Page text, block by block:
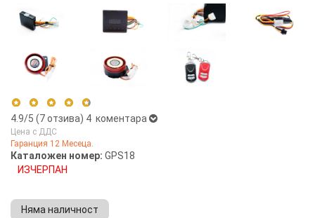
4.9/5 (7отзива)
5 stars
4 stars
2 stars
4 коментара
Цена с ДДС
Гаранция 12 Месеца.
Каталожен номер: GPS18
ИЗЧЕРПАН
Няма наличност